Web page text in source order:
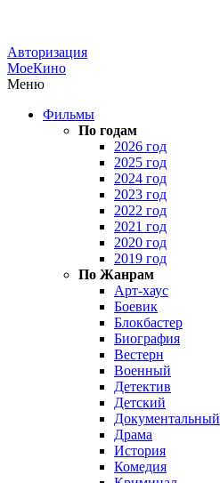
Авторизация
МоеКино
Меню
Фильмы
По годам
2026 год
2025 год
2024 год
2023 год
2022 год
2021 год
2020 год
2019 год
По Жанрам
Арт-хаус
Боевик
Блокбастер
Биография
Вестерн
Военный
Детектив
Детский
Документальный
Драма
История
Комедия